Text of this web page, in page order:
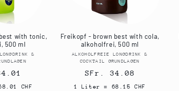
with tonic,
500 ml
Anbieter:
&
CHF
Freikopf - brown best with cola,
alkoholfrei, 500 ml
Anbieter:
ALKOHOLFREIE LONGDRINK &
COCKTAIL GRUNDLAGEN
Normaler
Preis
SFr. 34.08
1 Liter = 68.15 CHF